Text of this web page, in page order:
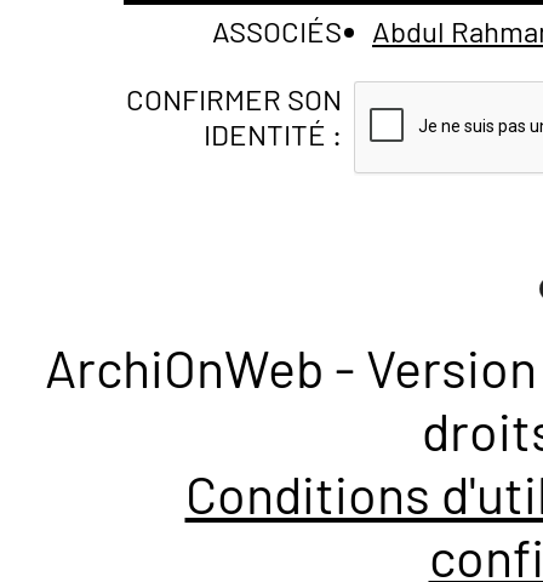
ASSOCIÉS
Abdul
CONFIRMER SON
IDENTITÉ :
ArchiOnWeb -
Conditions